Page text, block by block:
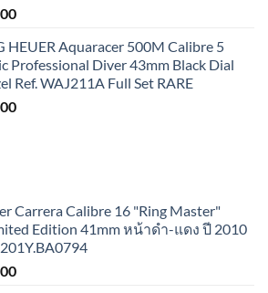
HEUER Aquaracer 500M Calibre 5
Professional Diver 43mm Black Dial
Ref. WAJ211A Full Set RARE
Carrera Calibre 16 "Ring Master"
Edition 41mm หน้าดำ-แดง ปี 2010